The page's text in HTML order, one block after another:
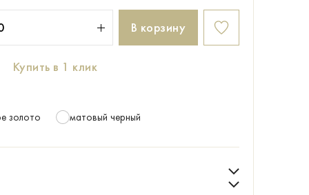
В корзину
Купить в 1 клик
золото матовый черный